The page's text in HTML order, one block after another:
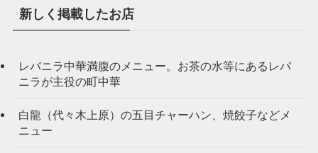
新しく掲載したお店
レバニラ中華満腹のメニュー。お茶の水等にあるレバ
ニラが主役の町中華
白龍（代々木上原）の五目チャーハン、焼餃子などメ
ニュー